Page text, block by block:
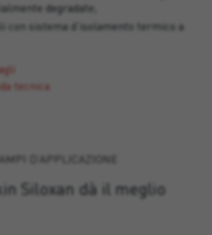
degradate;
con sistema d’isolamento termico a
tecnica
D’APPLICAZIONE
Siloxan dà il meglio